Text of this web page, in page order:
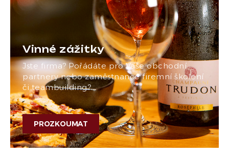
Vinné zážitky
Jste firma? Pořádáte pro Vaše obchodní
partnery nebo zaměstnance firemní školení
či teambuilding?…
PROZKOUMAT